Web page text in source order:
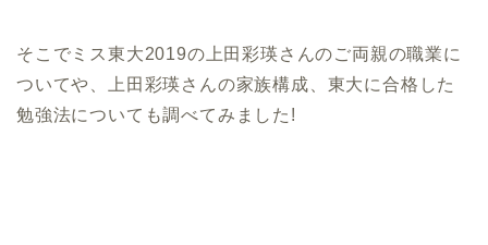
そこでミス東大2019の上田彩瑛さんのご両親の職業に
ついてや、上田彩瑛さんの家族構成、東大に合格した
勉強法についても調べてみました!